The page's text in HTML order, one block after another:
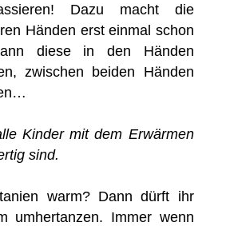
Dazu macht die
Händen erst einmal schon
diese in den Händen
zwischen beiden Händen
Kinder mit dem Erwärmen
sind.
warm? Dann dürft ihr
umhertanzen. Immer wenn